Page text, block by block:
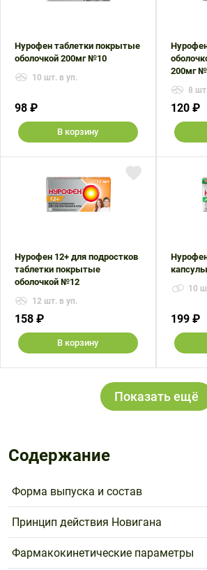
Нурофен таблетки покрытые
оболочкой 200мг №10
10 шт. в уп.
98 ₽
В корзину
200мг
8
120 ₽
Нурофен 12+ для подростков
таблетки покрытые
оболочкой №12
12 шт. в уп.
158 ₽
В корзину
10
199 ₽
Показать ещё
Содержание
Форма выпуска и состав
Принцип действия Новигана
Фармакокинетические параметры